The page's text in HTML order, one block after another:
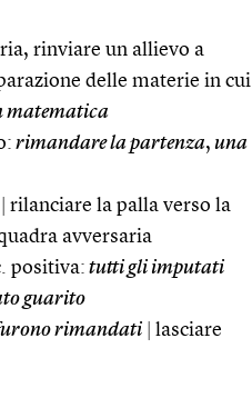
rinviare un allievo a
delle materie in cui
matematica
rimandare la partenza, una
rilanciare la palla verso la
avversaria
positiva: tutti gli imputati
guarito
rimandati
lasciare